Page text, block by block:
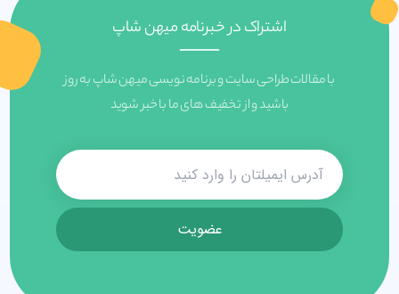
اشتراک در خبرنامه میهن شاپ
با مقالات طراحی سایت و برنامه نویسی میهن شاپ به روز
باشید و از تخفیف های ما با خبر شوید
عضویت